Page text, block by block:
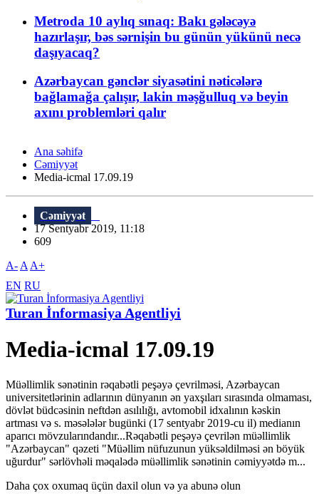
Metroda 10 aylıq sınaq: Bakı gələcəyə
hazırlaşır, bəs sərnişin bu günün yükünü necə
daşıyacaq?
Azərbaycan gənclər siyasətini nəticələrə
bağlamağa çalışır, lakin məşğulluq və beyin
axını problemləri qalır
Ana səhifə
Cəmiyyət
Media-icmal 17.09.19
Cəmiyyət
17 Sentyabr 2019, 11:18
609
A- A A+
EN RU
Turan İnformasiya Agentliyi
Media-icmal 17.09.19
Müəllimlik sənətinin rəqabətli peşəyə çevrilməsi, Azərbaycan
universitetlərinin adlarının dünyanın ən yaxşıları sırasında olmaması,
dövlət büdcəsinin neftdən asılılığı, avtomobil idxalının kəskin
artması və s. məsələlər bugünki (17 sentyabr 2019-cu il) medianın
aparıcı mövzularındandır...Rəqabətli peşəyə çevrilən müəllimlik
"Azərbaycan" qəzeti "Müəllim nüfuzunun yüksəldilməsi ən böyük
uğurdur" sərlövhəli məqalədə müəllimlik sənətinin cəmiyyətdə m...
Daha çox oxumaq üçün daxil olun və ya abunə olun